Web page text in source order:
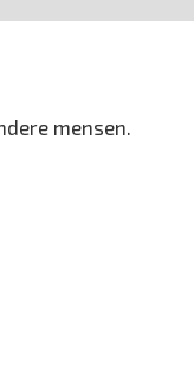
mensen.